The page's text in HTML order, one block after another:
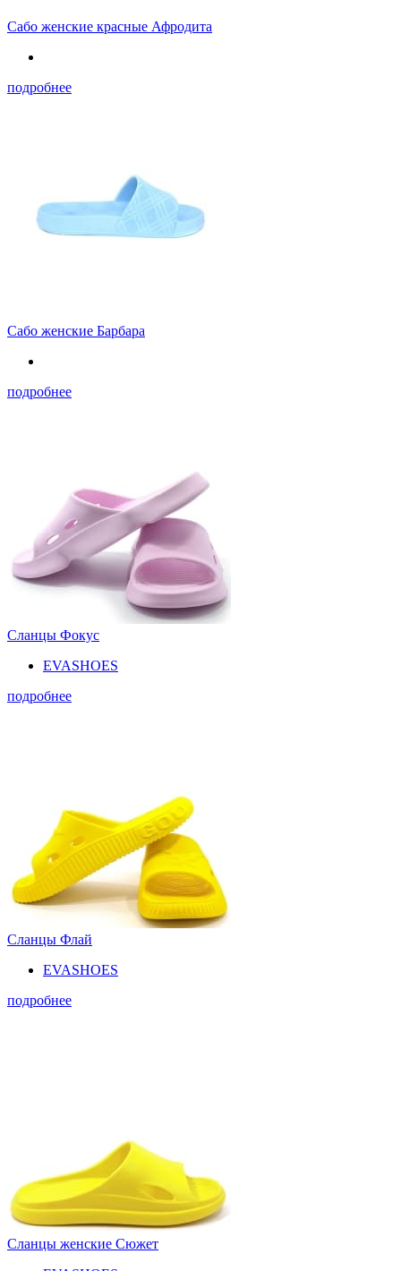
Сабо женские красные Афродита
подробнее
Сабо женские Барбара
подробнее
Сланцы Фокус
EVASHOES
подробнее
Сланцы Флай
EVASHOES
подробнее
Сланцы женские Сюжет